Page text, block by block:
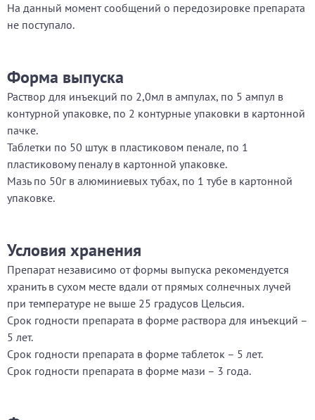
На данный момент сообщений о передозировке препарата
не поступало.
Форма выпуска
Раствор для инъекций по 2,0мл в ампулах, по 5 ампул в
контурной упаковке, по 2 контурные упаковки в картонной
пачке.
Таблетки по 50 штук в пластиковом пенале, по 1
пластиковому пеналу в картонной упаковке.
Мазь по 50г в алюминиевых тубах, по 1 тубе в картонной
упаковке.
Условия хранения
Препарат независимо от формы выпуска рекомендуется
хранить в сухом месте вдали от прямых солнечных лучей
при температуре не выше 25 градусов Цельсия.
Срок годности препарата в форме раствора для инъекций –
5 лет.
Срок годности препарата в форме таблеток – 5 лет.
Срок годности препарата в форме мази – 3 года.